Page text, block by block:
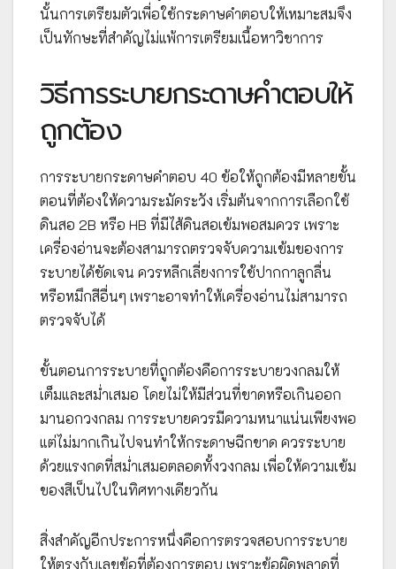
นั้นการเตรียมตัวเพื่อใช้กระดาษคำตอบให้เหมาะสมจึง
เป็นทักษะที่สำคัญไม่แพ้การเตรียมเนื้อหาวิชาการ
วิธีการระบายกระดาษคำตอบให้
ถูกต้อง
การระบายกระดาษคำตอบ 40 ข้อให้ถูกต้องมีหลายขั้น
ตอนที่ต้องให้ความระมัดระวัง เริ่มต้นจากการเลือกใช้
ดินสอ 2B หรือ HB ที่มีไส้ดินสอเข้มพอสมควร เพราะ
เครื่องอ่านจะต้องสามารถตรวจจับความเข้มของการ
ระบายได้ชัดเจน ควรหลีกเลี่ยงการใช้ปากกาลูกลื่น
หรือหมึกสีอื่นๆ เพราะอาจทำให้เครื่องอ่านไม่สามารถ
ตรวจจับได้
ขั้นตอนการระบายที่ถูกต้องคือการระบายวงกลมให้
เต็มและสม่ำเสมอ โดยไม่ให้มีส่วนที่ขาดหรือเกินออก
มานอกวงกลม การระบายควรมีความหนาแน่นเพียงพอ
แต่ไม่มากเกินไปจนทำให้กระดาษฉีกขาด ควรระบาย
ด้วยแรงกดที่สม่ำเสมอตลอดทั้งวงกลม เพื่อให้ความเข้ม
ของสีเป็นไปในทิศทางเดียวกัน
สิ่งสำคัญอีกประการหนึ่งคือการตรวจสอบการระบาย
ให้ตรงกับเลขข้อที่ต้องการตอบ เพราะข้อผิดพลาดที่